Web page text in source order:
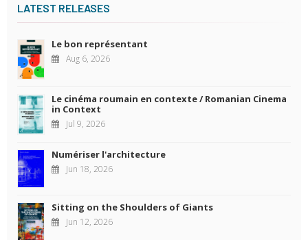
LATEST RELEASES
Le bon représentant
Aug 6, 2026
Le cinéma roumain en contexte / Romanian Cinema
in Context
Jul 9, 2026
Numériser l'architecture
Jun 18, 2026
Sitting on the Shoulders of Giants
Jun 12, 2026